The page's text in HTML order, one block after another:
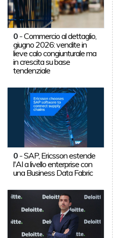
0 -Commercio al dettaglio,
giugno 2026: vendite in
lieve calo congiunturale ma
in crescita su base
tendenziale
0 -SAP, Ericsson estende
l'AI a livello enterprise con
una Business Data Fabric